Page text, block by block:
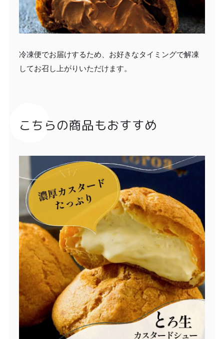
冷凍便でお届けするため、お好きなタイミングで解凍
してお召し上がりいただけます。
こちらの商品もおすすめ